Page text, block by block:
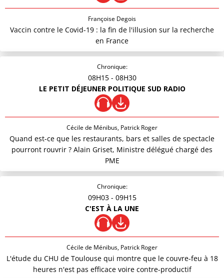
Françoise Degois
Vaccin contre le Covid-19 : la fin de l'illusion sur la recherche
en France
Chronique:
08H15 - 08H30
LE PETIT DÉJEUNER POLITIQUE SUD RADIO
Cécile de Ménibus, Patrick Roger
Quand est-ce que les restaurants, bars et salles de spectacle
pourront rouvrir ? Alain Griset, Ministre délégué chargé des
PME
Chronique:
09H03 - 09H15
C'EST À LA UNE
Cécile de Ménibus, Patrick Roger
L'étude du CHU de Toulouse qui montre que le couvre-feu à 18
heures n'est pas efficace voire contre-productif